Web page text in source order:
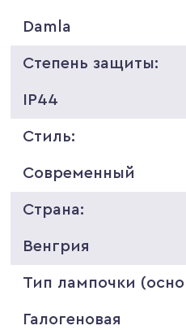
Damla
Степень защиты:
IP44
Стиль:
Современный
Страна:
Венгрия
Тип лампочки
Галогеновая